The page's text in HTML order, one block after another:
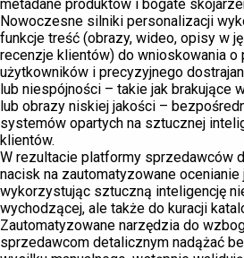
metadane produktów i bogate
Nowoczesne silniki personalizacji
funkcje treść (obrazy, wideo, opisy w
recenzje klientów) do wnioskowania o
użytkowników i precyzyjnego
lub niespójności – takie jak brakujące
lub obrazy niskiej jakości –
systemów opartych na sztucznej
klientów.
W rezultacie platformy sprzedawców
nacisk na zautomatyzowane
wykorzystując sztuczną inteligencję
wychodzącej, ale także do kuracji
Zautomatyzowane narzędzia do
sprzedawcom detalicznym nadążać